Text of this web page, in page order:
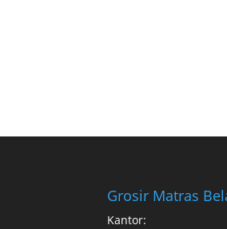
Grosir Matras
Kantor: